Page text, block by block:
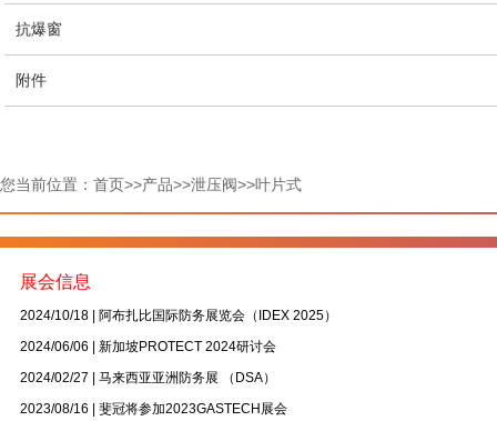
抗爆窗
附件
您当前位置： 首页>>产品>>泄压阀>>叶片式
展会信息
2024/10/18| 阿布扎比国际防务展览会（IDEX 2025）
2024/06/06
新加坡PROTECT 2024研讨会
2024/02/27
马来西亚亚洲防务展 （DSA）
2023/08/16
斐冠将参加2023GASTECH展会